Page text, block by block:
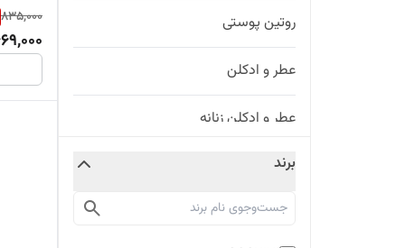
روتین پوستی
عطر و ادکلن
عطر و ادکلن زنانه
عطر و ادکلن زنانه و مردانه
عطر و ادکلن،کالکشن پاییزی
برند
835,000